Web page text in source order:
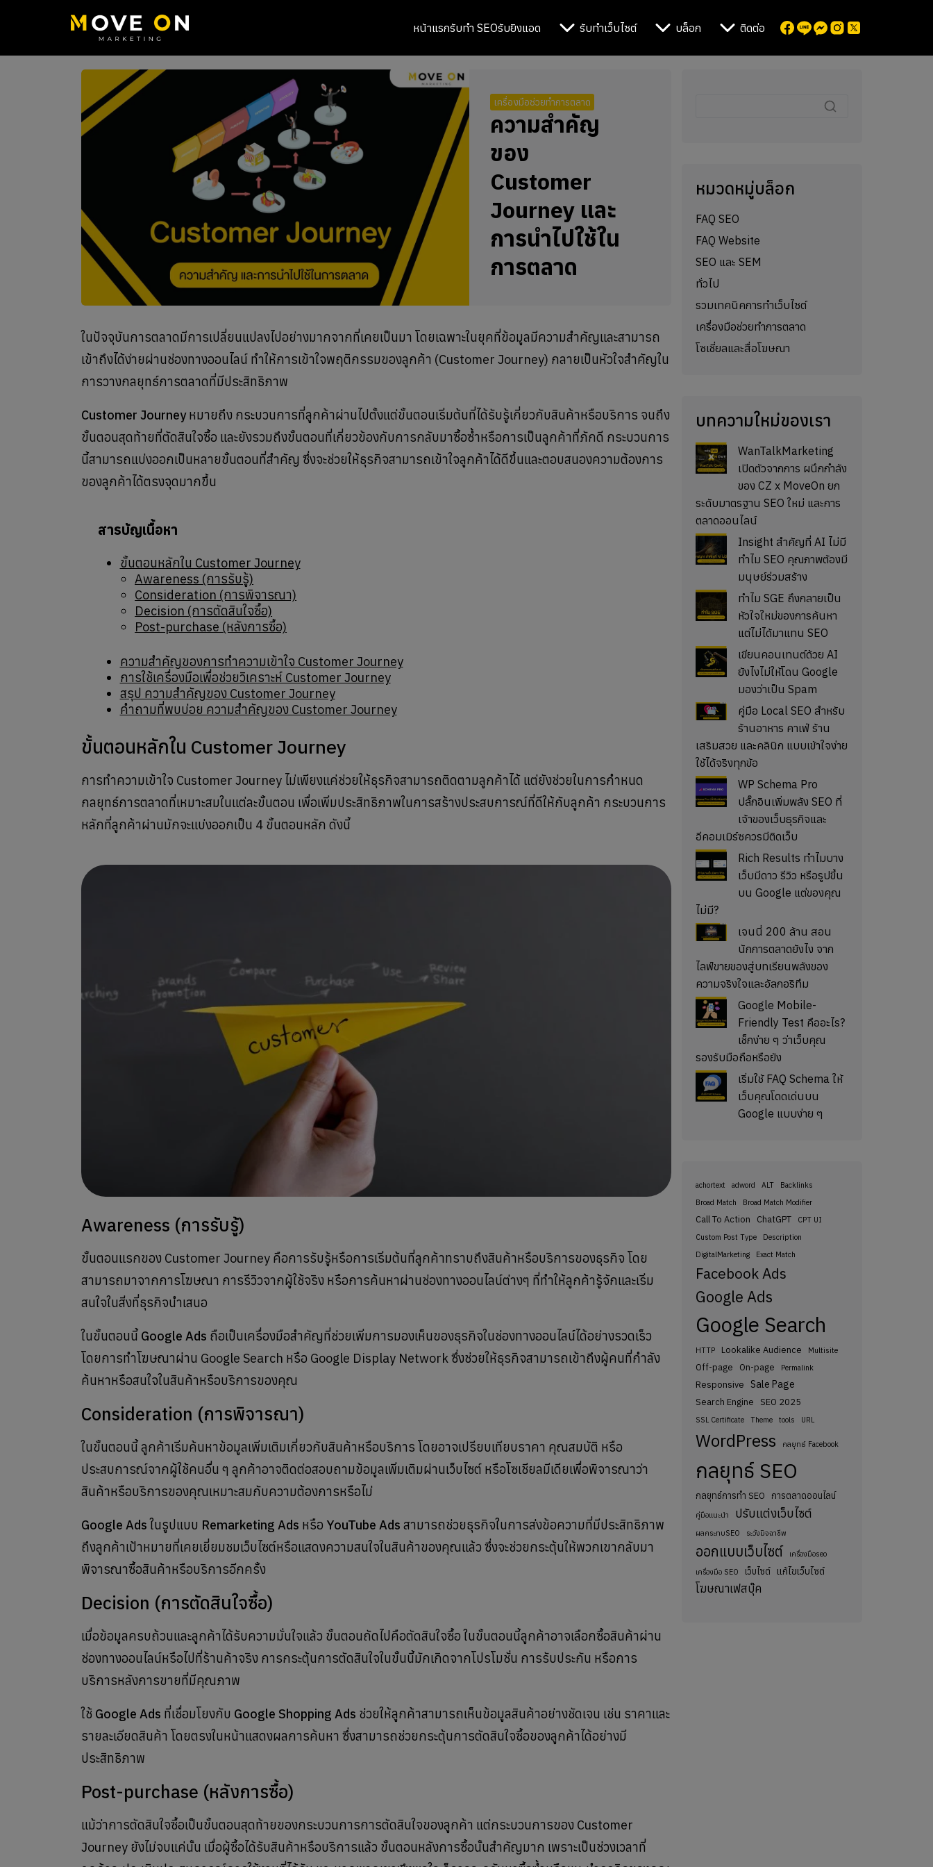
หน้าแรกรับทำ SEOรับยิงแอด รับทำเว็บไซต์ บล็อก ติดต่อ
เครื่องมือช่วยทำการตลาด
ความสำคัญ
ของ
Customer
Journey และ
การนำไปใช้ใน
การตลาด
ในปัจจุบันการตลาดมีการเปลี่ยนแปลงไปอย่างมากจากที่เคยเป็นมา โดยเฉพาะในยุคที่ข้อมูลมีความสำคัญและสามารถ
เข้าถึงได้ง่ายผ่านช่องทางออนไลน์ ทำให้การเข้าใจพฤติกรรมของลูกค้า (Customer Journey) กลายเป็นหัวใจสำคัญใน
การวางกลยุทธ์การตลาดที่มีประสิทธิภาพ
Customer Journeyหมายถึง กระบวนการที่ลูกค้าผ่านไปตั้งแต่ขั้นตอนเริ่มต้นที่ได้รับรู้เกี่ยวกับสินค้าหรือบริการ จนถึง
ขั้นตอนสุดท้ายที่ตัดสินใจซื้อ และยังรวมถึงขั้นตอนที่เกี่ยวข้องกับการกลับมาซื้อซ้ำหรือการเป็นลูกค้าที่ภักดี กระบวนการ
นี้สามารถแบ่งออกเป็นหลายขั้นตอนที่สำคัญ ซึ่งจะช่วยให้ธุรกิจสามารถเข้าใจลูกค้าได้ดีขึ้นและตอบสนองความต้องการ
ของลูกค้าได้ตรงจุดมากขึ้น
สารบัญเนื้อหา
ขั้นตอนหลักใน Customer Journey
Awareness (การรับรู้)
Consideration (การพิจารณา)
Decision (การตัดสินใจซื้อ)
Post-purchase (หลังการซื้อ)
ความสำคัญของการทำความเข้าใจ Customer Journey
การใช้เครื่องมือเพื่อช่วยวิเคราะห์ Customer Journey
สรุป ความสำคัญของ Customer Journey
คำถามที่พบบ่อย ความสำคัญของ Customer Journey
ขั้นตอนหลักใน Customer Journey
การทำความเข้าใจ Customer Journey ไม่เพียงแค่ช่วยให้ธุรกิจสามารถติดตามลูกค้าได้ แต่ยังช่วยในการกำหนด
กลยุทธ์การตลาดที่เหมาะสมในแต่ละขั้นตอน เพื่อเพิ่มประสิทธิภาพในการสร้างประสบการณ์ที่ดีให้กับลูกค้า กระบวนการ
หลักที่ลูกค้าผ่านมักจะแบ่งออกเป็น 4 ขั้นตอนหลัก ดังนี้
Awareness (การรับรู้)
ขั้นตอนแรกของ Customer Journey คือการรับรู้หรือการเริ่มต้นที่ลูกค้าทราบถึงสินค้าหรือบริการของธุรกิจ โดย
สามารถมาจากการโฆษณา การรีวิวจากผู้ใช้จริง หรือการค้นหาผ่านช่องทางออนไลน์ต่างๆ ที่ทำให้ลูกค้ารู้จักและเริ่ม
สนใจในสิ่งที่ธุรกิจนำเสนอ
ในขั้นตอนนี้ Google Ads ถือเป็นเครื่องมือสำคัญที่ช่วยเพิ่มการมองเห็นของธุรกิจในช่องทางออนไลน์ได้อย่างรวดเร็ว
โดยการทำโฆษณาผ่าน Google Search หรือ Google Display Network ซึ่งช่วยให้ธุรกิจสามารถเข้าถึงผู้คนที่กำลัง
ค้นหาหรือสนใจในสินค้าหรือบริการของคุณ
Consideration (การพิจารณา)
ในขั้นตอนนี้ ลูกค้าเริ่มค้นหาข้อมูลเพิ่มเติมเกี่ยวกับสินค้าหรือบริการ โดยอาจเปรียบเทียบราคา คุณสมบัติ หรือ
ประสบการณ์จากผู้ใช้คนอื่น ๆ ลูกค้าอาจติดต่อสอบถามข้อมูลเพิ่มเติมผ่านเว็บไซต์ หรือโซเชียลมีเดียเพื่อพิจารณาว่า
สินค้าหรือบริการของคุณเหมาะสมกับความต้องการหรือไม่
Google Adsในรูปแบบ Remarketing Ads หรือ YouTube Ads สามารถช่วยธุรกิจในการส่งข้อความที่มีประสิทธิภาพ
ถึงลูกค้าเป้าหมายที่เคยเยี่ยมชมเว็บไซต์หรือแสดงความสนใจในสินค้าของคุณแล้ว ซึ่งจะช่วยกระตุ้นให้พวกเขากลับมา
พิจารณาซื้อสินค้าหรือบริการอีกครั้ง
Decision (การตัดสินใจซื้อ)
เมื่อข้อมูลครบถ้วนและลูกค้าได้รับความมั่นใจแล้ว ขั้นตอนถัดไปคือตัดสินใจซื้อ ในขั้นตอนนี้ลูกค้าอาจเลือกซื้อสินค้าผ่าน
ช่องทางออนไลน์หรือไปที่ร้านค้าจริง การกระตุ้นการตัดสินใจในขั้นนี้มักเกิดจากโปรโมชั่น การรับประกัน หรือการ
บริการหลังการขายที่มีคุณภาพ
ใช้ Google Ads ที่เชื่อมโยงกับ Google Shopping Ads ช่วยให้ลูกค้าสามารถเห็นข้อมูลสินค้าอย่างชัดเจน เช่น ราคาและ
รายละเอียดสินค้า โดยตรงในหน้าแสดงผลการค้นหา ซึ่งสามารถช่วยกระตุ้นการตัดสินใจซื้อของลูกค้าได้อย่างมี
ประสิทธิภาพ
Post-purchase (หลังการซื้อ)
แม้ว่าการตัดสินใจซื้อเป็นขั้นตอนสุดท้ายของกระบวนการการตัดสินใจของลูกค้า แต่กระบวนการของ Customer
Journey ยังไม่จบแค่นั้น เมื่อผู้ซื้อได้รับสินค้าหรือบริการแล้ว ขั้นตอนหลังการซื้อนั้นสำคัญมาก เพราะเป็นช่วงเวลาที่
หมวดหมู่บล็อก
FAQ SEO
FAQ Website
SEO และ SEM
ทั่วไป
รวมเทคนิคการทำเว็บไซต์
เครื่องมือช่วยทำการตลาด
โซเชี่ยลและสื่อโฆษณา
บทความใหม่ของเรา
WanTalkMarketing
เปิดตัวจากการ ผนึกกำลัง
ของ CZ x MoveOn ยก
ระดับมาตรฐาน SEO ใหม่ และการ
ตลาดออนไลน์
Insight สำคัญที่ AI ไม่มี
ทำไม SEO คุณภาพต้องมี
มนุษย์ร่วมสร้าง
ทำไม SGE ถึงกลายเป็น
หัวใจใหม่ของการค้นหา
แต่ไม่ได้มาแทน SEO
เขียนคอนเทนต์ด้วย AI
ยังไงไม่ให้โดน Google
มองว่าเป็น Spam
คู่มือ Local SEO สำหรับ
ร้านอาหาร คาเฟ่ ร้าน
เสริมสวย และคลินิก แบบเข้าใจง่าย
ใช้ได้จริงทุกข้อ
WP Schema Pro
ปลั๊กอินเพิ่มพลัง SEO ที่
เจ้าของเว็บธุรกิจและ
อีคอมเมิร์ซควรมีติดเว็บ
Rich Results ทำไมบาง
เว็บมีดาว รีวิว หรือรูปขึ้น
บน Google แต่ของคุณ
ไม่มี?
เจนนี่ 200 ล้าน สอน
นักการตลาดยังไง จาก
ไลฟ์ขายของสู่บทเรียนพลังของ
ความจริงใจและอัลกอริทึม
Google Mobile-
Friendly Test คืออะไร?
เช็กง่าย ๆ ว่าเว็บคุณ
รองรับมือถือหรือยัง
เริ่มใช้ FAQ Schema ให้
เว็บคุณโดดเด่นบน
Google แบบง่าย ๆ
achortext adword ALT
Backlinks
Broad Match
Broad Match Modifier
Call To Action ChatGPT
CPT UI
Custom Post Type
Description
DigitalMarketing
Exact Match
Facebook Ads
Google Ads
Google Search
HTTP Lookalike Audience Multisite
Off-page On-page Permalink
Responsive Sale Page
Search Engine SEO 2025
SSL Certificate Theme tools URL
WordPress กลยุทธ์ Facebook
กลยุทธ์ SEO
กลยุทธ์การทำ SEO การตลาดออนไลน์
คู่มือแนะนำ ปรับแต่งเว็บไซต์
ผลกระทบSEO ระวังมิจฉาชีพ
ออกแบบเว็บไซต์
เครื่องมือseo
เครื่องมือ SEO
เว็บไซต์ แก้ไขเว็บไซต์
โฆษณาเฟสบุ๊ค